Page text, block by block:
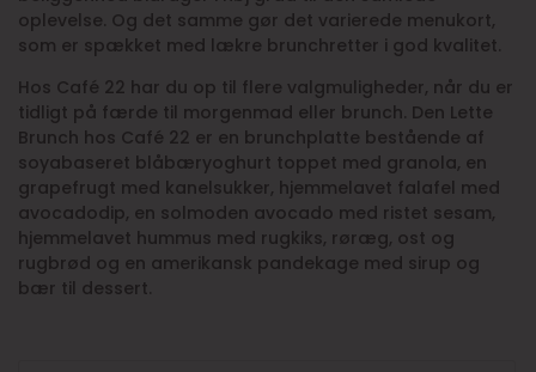
oplevelse. Og det samme gør det varierede menukort,
som er spækket med lækre brunchretter i god kvalitet.
Hos Café 22 har du op til flere valgmuligheder, når du er
tidligt på færde til morgenmad eller brunch. Den Lette
Brunch hos Café 22 er en brunchplatte bestående af
soyabaseret blåbæryoghurt toppet med granola, en
grapefrugt med kanelsukker, hjemmelavet falafel med
avocadodip, en solmoden avocado med ristet sesam,
hjemmelavet hummus med rugkiks, røræg, ost og
rugbrød og en amerikansk pandekage med sirup og
bær til dessert.